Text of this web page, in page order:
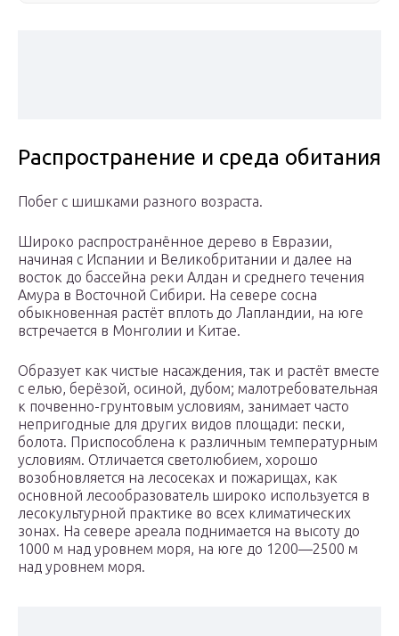
Распространение и среда обитания
Побег с шишками разного возраста.
Широко распространённое дерево в Евразии,
начиная с Испании и Великобритании и далее на
восток до бассейна реки Алдан и среднего течения
Амура в Восточной Сибири. На севере сосна
обыкновенная растёт вплоть до Лапландии, на юге
встречается в Монголии и Китае.
Образует как чистые насаждения, так и растёт вместе
с елью, берёзой, осиной, дубом; малотребовательная
к почвенно-грунтовым условиям, занимает часто
непригодные для других видов площади: пески,
болота. Приспособлена к различным температурным
условиям. Отличается светолюбием, хорошо
возобновляется на лесосеках и пожарищах, как
основной лесообразователь широко используется в
лесокультурной практике во всех климатических
зонах. На севере ареала поднимается на высоту до
1000 м над уровнем моря, на юге до 1200—2500 м
над уровнем моря.